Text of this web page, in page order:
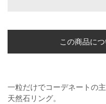
この商品に
一粒だけでコーデネートの
天然石リング。